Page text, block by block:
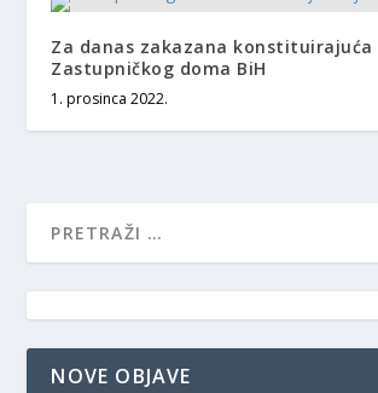
Za danas zakazana konstituirajuća
Zastupničkog doma BiH
1. prosinca 2022.
NOVE OBJAVE